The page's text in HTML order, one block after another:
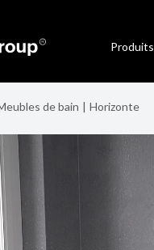
Produits
de bain Horizonte